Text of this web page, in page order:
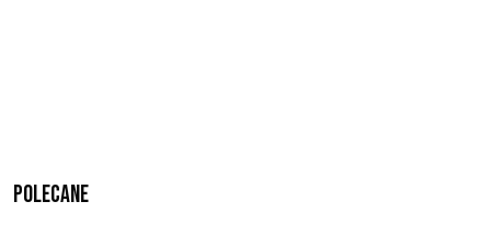
Polecane